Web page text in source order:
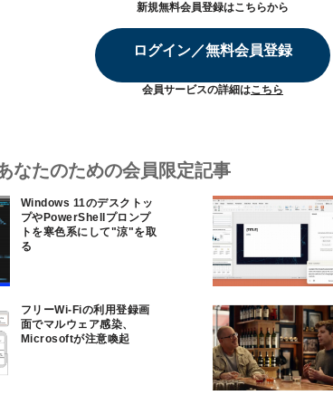
新規無料会員登録はこちらから
ログイン／無料会員登録
会員サービスの詳細はこちら
なたのための会員限定記事
Windows 11のデスクトッ
プやPowerShellプロンプ
トを寒色系にして"涼"を取
る
フリーWi-Fiの利用登録画
面でマルウェア感染、
Microsoftが注意喚起